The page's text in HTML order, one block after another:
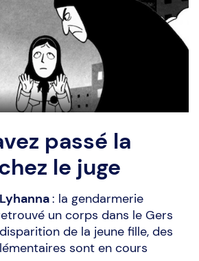
passé la
le juge
: la gendarmerie
un corps dans le Gers
de la jeune fille, des
sont en cours